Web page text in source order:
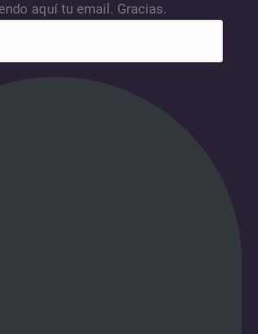
aquí tu email. Gracias.